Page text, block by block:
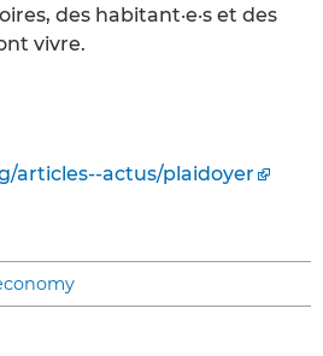
des habitant·e·s et des
vivre.
articles--actus/plaidoyer